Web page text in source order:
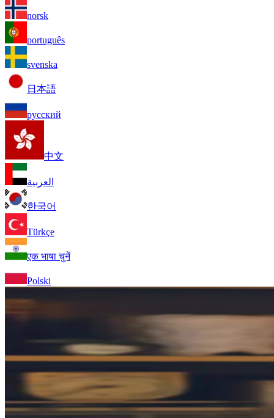
norsk
português
svenska
日本語
русский
中文
العربية
한국어
Türkçe
एक भाषा चुनें
Polski